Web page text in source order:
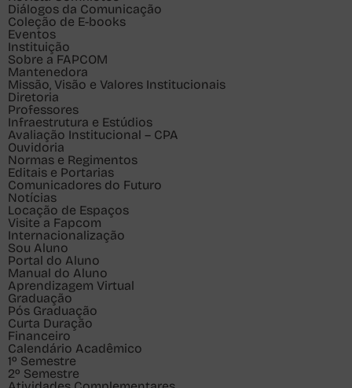
Diálogos da Comunicação
Coleção de E-books
Eventos
Instituição
Sobre a FAPCOM
Mantenedora
Missão, Visão e Valores Institucionais
Diretoria
Professores
Infraestrutura e Estúdios
Avaliação Institucional – CPA
Ouvidoria
Normas e Regimentos
Editais e Portarias
Comunicadores do Futuro
Notícias
Locação de Espaços
Visite a Fapcom
Internacionalização
Sou Aluno
Portal do Aluno
Manual do Aluno
Aprendizagem Virtual
Graduação
Pós Graduação
Curta Duração
Financeiro
Calendário Acadêmico
1º Semestre
2º Semestre